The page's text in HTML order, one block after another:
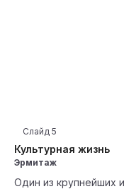
Культурная жизнь
Слайд 5
Эрмитаж
Один из крупнейших